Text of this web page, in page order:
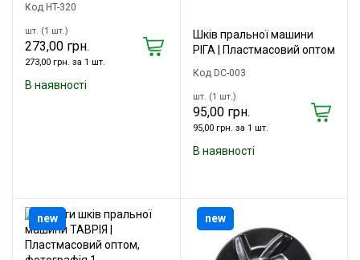
Код HT-320
шт. (1 шт.)
273,00 грн.
273,00 грн. за 1 шт.
В наявності
Шків пральної машини
РІГА | Пластмасовий оптом
Код DC-003
шт. (1 шт.)
95,00 грн.
95,00 грн. за 1 шт.
В наявності
new new